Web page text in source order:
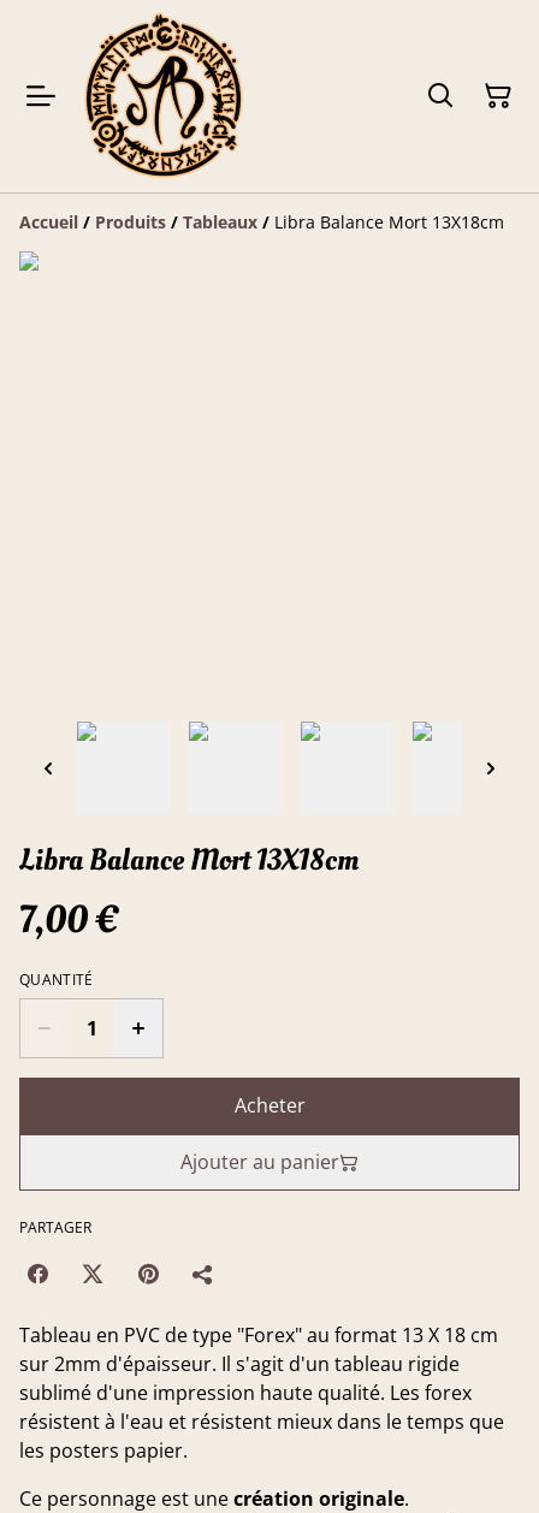
Accueil / Produits / Tableaux / Libra Balance Mort 13X18cm
Libra Balance Mort 13X18cm
7,00 €
QUANTITÉ
Acheter
Ajouter au panier
PARTAGER
Tableau en PVC de type "Forex" au format 13 X 18 cm
sur 2mm d'épaisseur. Il s'agit d'un tableau rigide
sublimé d'une impression haute qualité. Les forex
résistent à l'eau et résistent mieux dans le temps que
les posters papier.
Ce personnage est unecréation originale.